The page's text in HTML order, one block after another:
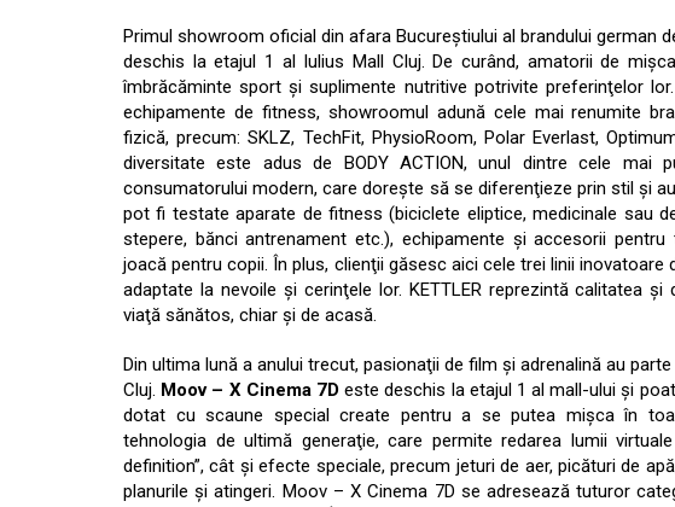
Primul showroom oficial din afara Bucureştiului al brandului german
deschis la etajul 1 al Iulius Mall Cluj. De curând, amatorii de
îmbrăcăminte sport şi suplimente nutritive potrivite preferinţelor
echipamente de fitness, showroomul adună cele mai renumite
fizică, precum: SKLZ, TechFit, PhysioRoom, Polar Everlast,
diversitate este adus de BODY ACTION, unul dintre cele mai
consumatorului modern, care doreşte să se diferenţieze prin stil şi
pot fi testate aparate de fitness (biciclete eliptice, medicinale sau
stepere, bănci antrenament etc.), echipamente şi accesorii
joacă pentru copii. În plus, clienţii găsesc aici cele trei linii inovatoare
adaptate la nevoile şi cerinţele lor. KETTLER reprezintă calitatea
viaţă sănătos, chiar şi de acasă.
Din ultima lună a anului trecut, pasionaţii de film şi adrenalină au
Cluj. Moov – X Cinema 7Deste deschis la etajul 1 al mall-ului şi
dotat cu scaune special create pentru a se putea mişca în
tehnologia de ultimă generaţie, care permite redarea lumii
definition”, cât şi efecte speciale, precum jeturi de aer, picături de
planurile şi atingeri. Moov – X Cinema 7D se adresează tuturor